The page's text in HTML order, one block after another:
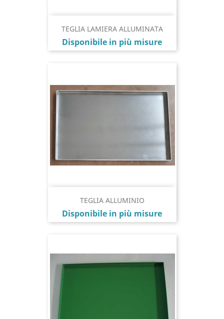
TEGLIA LAMIERA ALLUMINATA
Prezzo
Disponibile in più misure
TEGLIA ALLUMINIO
Prezzo
Disponibile in più misure